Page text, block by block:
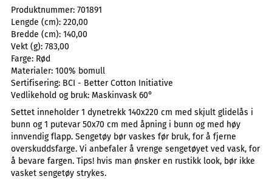
Produktnummer: 701891
Lengde (cm): 220,00
Bredde (cm): 140,00
Vekt (g): 783,00
Farge: Rød
Materialer: 100% bomull
Sertifisering: BCI - Better Cotton Initiative
Vedlikehold og bruk: Maskinvask 60°
Settet inneholder 1 dynetrekk 140x220 cm med skjult glidelås i
bunn og 1 putevar 50x70 cm med åpning i bunn og med høy
innvendig flapp. Sengetøy bør vaskes før bruk, for å fjerne
overskuddsfarge. Vi anbefaler å vrenge sengetøyet ved vask, for
å bevare fargen. Tips! hvis man ønsker en rustikk look, bør ikke
vasket sengetøy strykes.